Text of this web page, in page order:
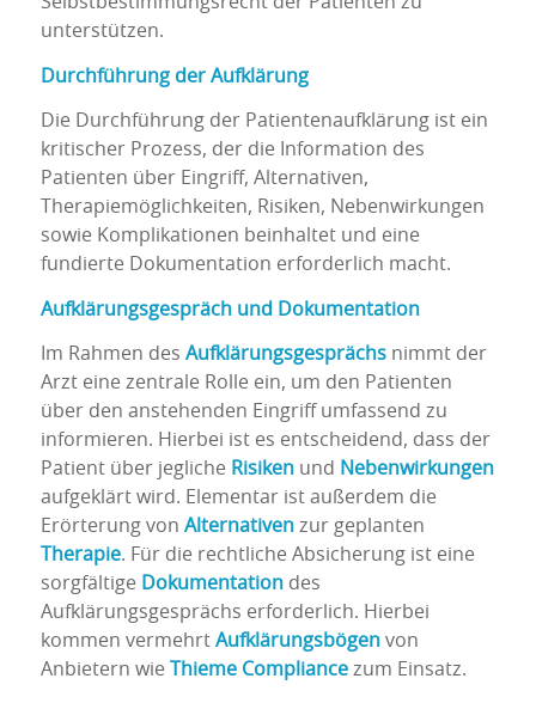
unterstützen.
Durchführung der Aufklärung
Die Durchführung der Patientenaufklärung ist ein
kritischer Prozess, der die Information des
Patienten über Eingriff, Alternativen,
Therapiemöglichkeiten, Risiken, Nebenwirkungen
sowie Komplikationen beinhaltet und eine
fundierte Dokumentation erforderlich macht.
Aufklärungsgespräch und Dokumentation
Im Rahmen des Aufklärungsgesprächsnimmt der
Arzt eine zentrale Rolle ein, um den Patienten
über den anstehenden Eingriff umfassend zu
informieren. Hierbei ist es entscheidend, dass der
Patient über jegliche Risikenund Nebenwirkungen
aufgeklärt wird. Elementar ist außerdem die
Erörterung von Alternativenzur geplanten
Therapie. Für die rechtliche Absicherung ist eine
sorgfältige Dokumentationdes
Aufklärungsgesprächs erforderlich. Hierbei
kommen vermehrt Aufklärungsbögenvon
Anbietern wie
Thieme Compliancezum Einsatz.